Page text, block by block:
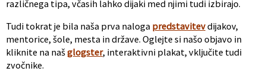
različnega tipa, včasih lahko dijaki med njimi tudi izbirajo.
Tudi tokrat je bila naša prva naloga predstavitevdijakov,
mentorice, šole, mesta in države. Oglejte si našo objavo in
kliknite na našglogster, interaktivni plakat, vključite tudi
zvočnike.